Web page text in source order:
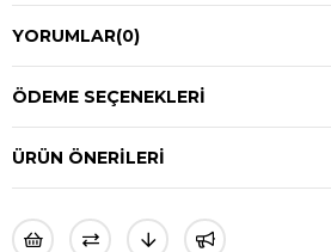
YORUMLAR(0)
ÖDEME SEÇENEKLERI
ÜRÜN ÖNERILERI